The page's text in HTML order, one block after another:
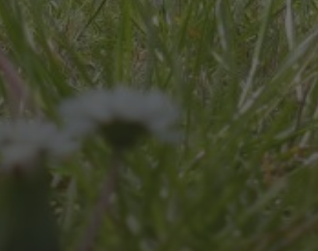
JULI 4, 2026
UNSER JAHRBUCH 2025/2026